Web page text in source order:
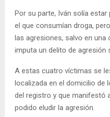
Por su parte, Iván solía
el que consumían droga,
las agresiones, salvo en una
imputa un delito de agresión
A estas cuatro víctimas se
localizada en el domicilio de
del registro y que manifestó
podido eludir la agresión.